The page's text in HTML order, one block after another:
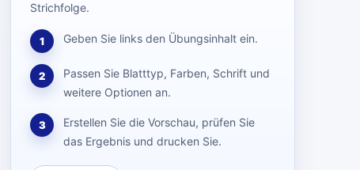
Strichfolge.
1 Geben Sie links den Übungsinhalt ein.
2
Passen Sie Blatttyp, Farben, Schrift und
weitere Optionen an.
3
Erstellen Sie die Vorschau, prüfen Sie
das Ergebnis und drucken Sie.